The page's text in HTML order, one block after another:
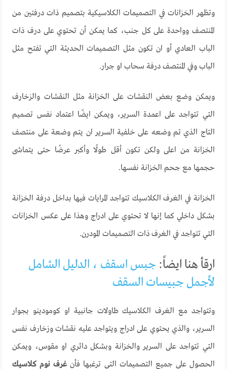
وتظهر الخزانات في التصميمات الكلاسيكية بتصميم ذات درفتين من
المنتصف وواحدة على كل جنب، كما يمكن أن تحتوي على درف ذات
الباب العادي أو ان تكون مثل التصميمات الحديثة التي تفتح مثل
الباب وفي المنتصف درفة سحاب او جرار.
ويمكن وضع بعض النقشات على الخزانة مثل النقشات والزخارف
التي تتواجد على اعمدة السرير، ويمكن ايضًا اعتماد نفس تصميم
التاج الذي تم وضعه على خلفية السرير ان يتم وضعة على منتصف
الخزانة من اعلى ولكن تكون أقل طولًا وأكبر عرضًا حتى يتماشى
حجمها مع جحم الخزانة نفسها.
الخزانة في الغرف الكلاسيك تتواجد المرايات فيها بداخل درفة الخزانة
بشكل داخلي كما إنها لا تحتوي على ادراج وهذا على عكس الخزانات
التي تتواجد في الغرف ذات التصميمات المودرن.
ارقأ هنا ايضاً: جبس اسقف ، الدليل الشامل
لأجمل جبيسات السقف
وتتواجد مع الغرف الكلاسيك طاولات جانبية او كومودينو بجوار
السرير، والذي يحتوي على ادراج ويتواجد عليه نقشات وزخارف نفس
التي تتواجد على السرير والخزانة وبشكل دائري او مقوس، ويمكن
الحصول على جميع التصميمات التي ترغبها فأنغرف نوم كلاسيك